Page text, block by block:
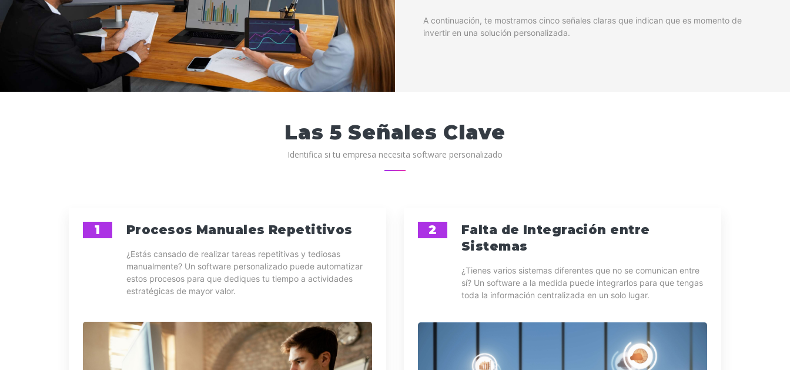
A continuación, te mostramos cinco señales claras que indican que es momento de
invertir en una solución personalizada.
Las 5 Señales Clave
Identifica si tu empresa necesita software personalizado
1 Procesos Manuales Repetitivos
¿Estás cansado de realizar tareas repetitivas y tediosas
manualmente? Un software personalizado puede automatizar
estos procesos para que dediques tu tiempo a actividades
estratégicas de mayor valor.
2
Falta de Integración entre
Sistemas
¿Tienes varios sistemas diferentes que no se comunican entre
sí? Un software a la medida puede integrarlos para que tengas
toda la información centralizada en un solo lugar.